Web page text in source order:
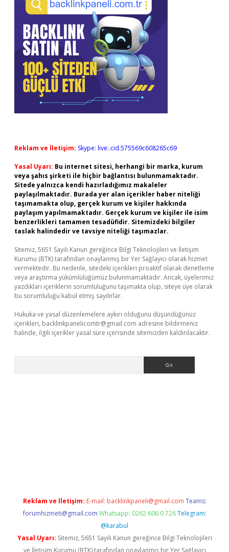
Reklam ve İletişim: Skype: live:.cid.575569c608265c69
Yasal Uyarı: Bu internet sitesi, herhangi bir marka, kurum
veya şahıs şirketi ile hiçbir bağlantısı bulunmamaktadır.
Sitede yalnızca kendi hazırladığımız makaleler
paylaşılmaktadır. Burada yer alan içerikler haber niteliği
taşımamakta olup, gerçek kurum ve kişiler hakkında
paylaşım yapılmamaktadır. Gerçek kurum ve kişiler ile isim
benzerlikleri tamamen tesadüfidir. Sitemizdeki bilgiler
taslak halindedir ve tavsiye niteliği taşımazlar.
Sitemiz, 5651 Sayılı Kanun gereğince Bilgi Teknolojileri ve İletişim
Kurumu (BTK) tarafından onaylanmış bir Yer Sağlayıcı olarak hizmet
vermektedir. Bu nedenle, sitedeki içerikleri proaktif olarak denetleme
veya araştırma yükümlülüğümüz bulunmamaktadır. Ancak, üyelerimiz
yazdıkları içeriklerin sorumluluğunu taşımakta olup, siteye üye olarak
bu sorumluluğu kabul etmiş sayılırlar.
Hukuka ve yasal düzenlemelere aykırı olduğunu düşündüğünüz
içerikleri, backlinkpanelicomtr@gmail.com adresine bildirmeniz
halinde, ilgili içerikler yasal süre içerisinde sitemizden kaldırılacaktır.
Reklam ve İletişim: E-mail: backlinkpaneli@gmail.com Teams:
forumhizmeti@gmail.com Whatsapp: 0262 606 0 726 Telegram:
@karabul
Yasal Uyarı: Sitemiz, 5651 Sayılı Kanun gereğince Bilgi Teknolojileri
ve İletişim Kurumu (BTK) tarafından onaylanmış bir Yer Sağlayıcı